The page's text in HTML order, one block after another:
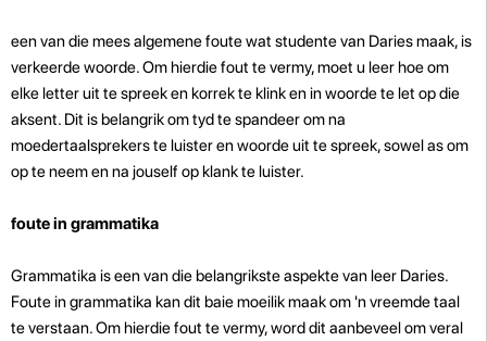
een van die mees algemene foute wat studente van Daries maak, is
verkeerde woorde. Om hierdie fout te vermy, moet u leer hoe om
elke letter uit te spreek en korrek te klink en in woorde te let op die
aksent. Dit is belangrik om tyd te spandeer om na
moedertaalsprekers te luister en woorde uit te spreek, sowel as om
op te neem en na jouself op klank te luister.
foute in grammatika
Grammatika is een van die belangrikste aspekte van leer Daries.
Foute in grammatika kan dit baie moeilik maak om 'n vreemde taal
te verstaan. Om hierdie fout te vermy, word dit aanbeveel om veral